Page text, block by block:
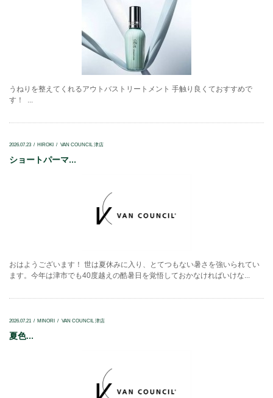
うねりを整えてくれるアウトバストリートメント 手触り良くておすすめで
す！ ...
2026.07.23 HIROKI VAN COUNCIL 津店
ショートパーマ...
おはようございます！ 世は夏休みに入り、とてつもない暑さを強いられてい
ます。今年は津市でも40度越えの酷暑日を覚悟しておかなければいけな...
2026.07.21 MINORI VAN COUNCIL 津店
夏色...